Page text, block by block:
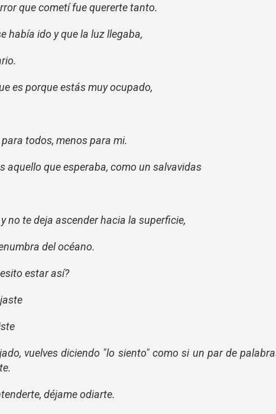
que cometí fue quererte tanto.
había ido y que la luz llegaba,
es porque estás muy ocupado,
todos, menos para mi.
aquello que esperaba, como un salvavidas
no te deja ascender hacia la superficie,
del océano.
estar así?
vuelves diciendo "lo siento" como si un par de
déjame odiarte.